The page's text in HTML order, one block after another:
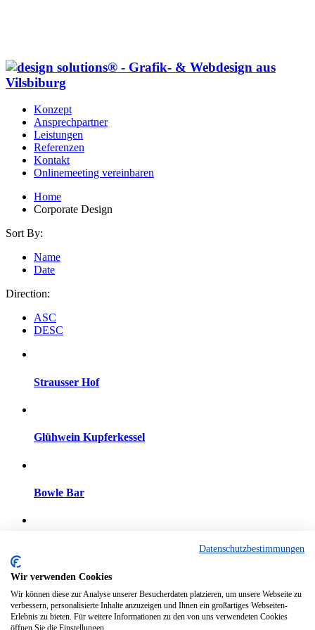
Konzept
Ansprechpartner
Leistungen
Referenzen
Kontakt
Onlinemeeting vereinbaren
Home
Corporate Design
Sort By:
Name
Date
Direction:
ASC
DESC
Strausser Hof
Glühwein Kupferkessel
Bowle Bar
hörbar in Meitingen
Datenschutzbestimmungen
Wir verwenden Cookies
Wir können diese zur Analyse unserer Besucherdaten platzieren, um unsere Webseite zu
verbessern, personalisierte Inhalte anzuzeigen und Ihnen ein großartiges Webseiten-
Erlebnis zu bieten. Für weitere Informationen zu den von uns verwendeten Cookies
öffnen Sie die Einstellungen.